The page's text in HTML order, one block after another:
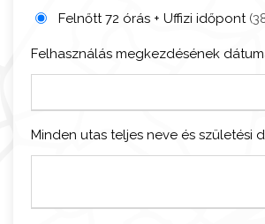
n
e
C
ff
Felnőtt 72 órás + Uffizi időpont
Felhasználás megkezdésének
Minden utas teljes neve és születési